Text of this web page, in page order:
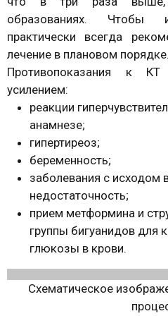
образованиях. Чтобы
практически всегда
лечение в плановом порядке.
Противопоказания к
усилением:
реакции
анамнезе;
гипертиреоз;
беременность;
заболевания с исходом
недостаточность;
прием метформина и
группы бигуанидов для
глюкозы в крови.
Схематическое